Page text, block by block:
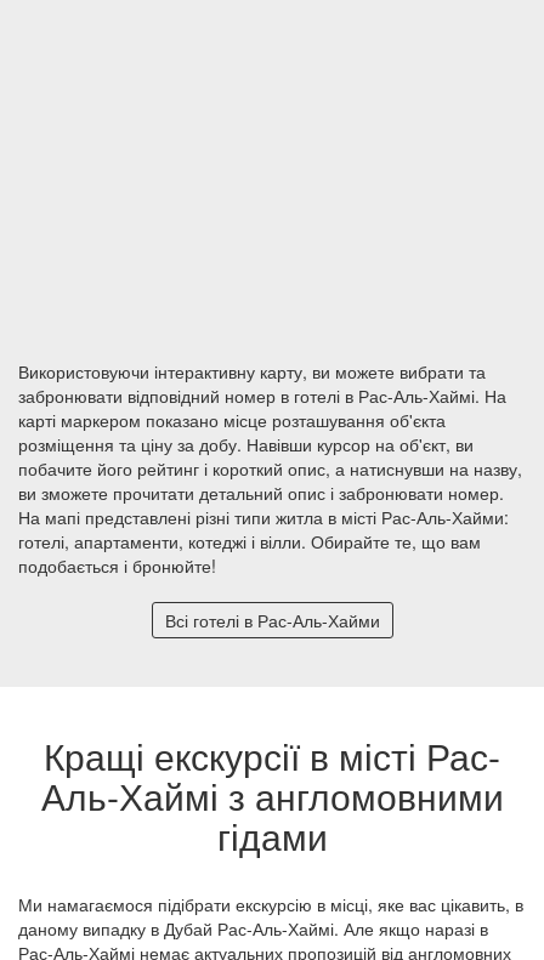
Використовуючи інтерактивну карту, ви можете вибрати та
забронювати відповідний номер в готелі в Рас-Аль-Хаймі. На
карті маркером показано місце розташування об'єкта
розміщення та ціну за добу. Навівши курсор на об'єкт, ви
побачите його рейтинг і короткий опис, а натиснувши на назву,
ви зможете прочитати детальний опис і забронювати номер.
На мапі представлені різні типи житла в місті Рас-Аль-Хайми:
готелі, апартаменти, котеджі і вілли. Обирайте те, що вам
подобається і бронюйте!
Всі готелі в Рас-Аль-Хайми
Кращі екскурсії в місті Рас-
Аль-Хаймі з англомовними
гідами
Ми намагаємося підібрати екскурсію в місці, яке вас цікавить, в
даному випадку в Дубай Рас-Аль-Хаймі. Але якщо наразі в
Рас-Аль-Хаймі немає актуальних пропозицій від англомовних